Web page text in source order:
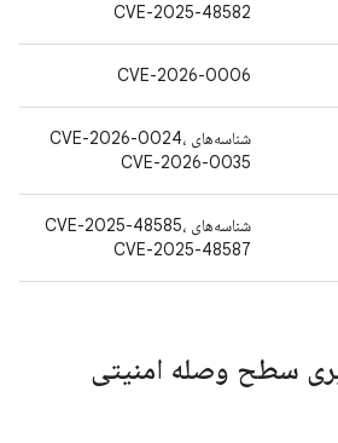
CVE-2025-48582
CVE-2026-0006
شناسه‌های CVE-2026-0024،
CVE-2026-0035
شناسه‌های CVE-2025-48585،
CVE-2025-48587
سطح وصله امنیتی